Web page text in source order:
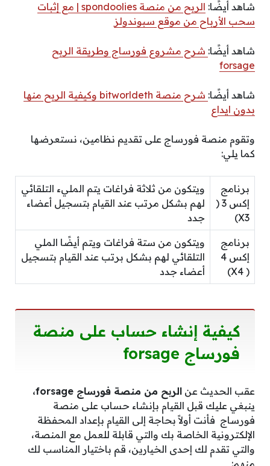
شاهد أيضًا:
الربح من منصة spondoolies | مع إثبات
سحب الأرباح من موقع سبوندولز
شاهد أيضًا: شرح مشروع فورساج وطريقة الربح
forsage
شاهد أيضًا:
شرح منصة bitworldeth وكيفية الربح منها
بدون ايداع
وتقوم منصة فورساج على تقديم نظامين، نستعرضها
كما يلي:
برنامج
إكس 3 (
X3)
ويتكون من ثلاثة فراغات يتم المليء التلقائي
لهم بشكل مرتب عند القيام بتسجيل أعضاء
جدد
برنامج
إكس 4
( X4)
ويتكون من ستة فراغات ويتم أيضًا الملي
التلقائي لهم بشكل برتب عند القيام بتسجيل
أعضاء جدد
كيفية إنشاء حساب على منصة
فورساج forsage
عقب الحديث عن الربح من منصة فورساج forsage،
ينبغي عليك قبل القيام بإنشاء حساب على منصة
فورساج فأنت أولاً بحاجة إلى القيام بإعداد المحفظة
الإلكترونية الخاصة بك والتي قابلة للعمل مع المنصة،
والتي تقدم لك إحدى الخيارين، قم باختيار المناسب لك